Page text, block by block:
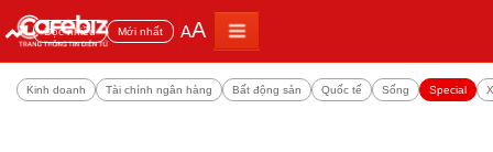
Đọc nhiều Mới nhất AA
Kinh doanh Tài chính ngân hàng Bất động sản Quốc tế Sống Special